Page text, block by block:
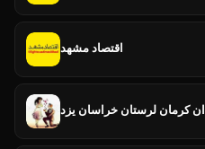
اقتصاد مشهد